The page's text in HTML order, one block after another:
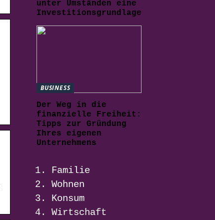
unter Umständen eine
Investitionsgrundlage
BUSINESS
Der Weg in die
finanzielle Freiheit:
Tipps zur Gründung
Ihres eigenen
Unternehmens
Familie
Wohnen
Konsum
Wirtschaft